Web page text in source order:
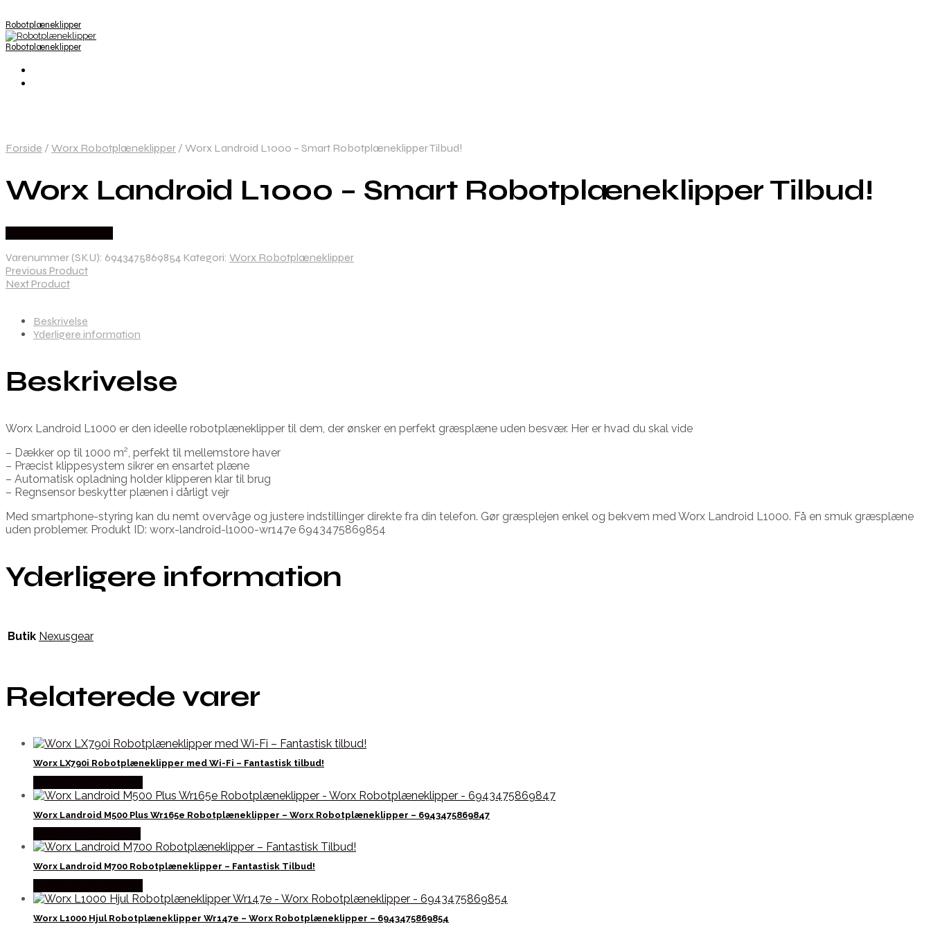
Robotplæneklipper
Robotplæneklipper
Forside / Worx Robotplæneklipper / Worx Landroid L1000 – Smart Robotplæneklipper Tilbud!
Worx Landroid L1000 – Smart Robotplæneklipper Tilbud!
Varenummer (SKU): 6943475869854 Kategori: Worx Robotplæneklipper
Previous Product
Next Product
Beskrivelse
Yderligere information
Beskrivelse
Worx Landroid L1000 er den ideelle robotplæneklipper til dem, der ønsker en perfekt græsplæne uden besvær. Her er hvad du skal vide
– Dækker op til 1000 m², perfekt til mellemstore haver
– Præcist klippesystem sikrer en ensartet plæne
– Automatisk opladning holder klipperen klar til brug
– Regnsensor beskytter plænen i dårligt vejr
Med smartphone-styring kan du nemt overvåge og justere indstillinger direkte fra din telefon. Gør græsplejen enkel og bekvem med Worx Landroid L1000. Få en smuk græsplæne
uden problemer. Produkt ID: worx-landroid-l1000-wr147e 6943475869854
Yderligere information
Butik Nexusgear
Relaterede varer
Worx LX790i Robotplæneklipper med Wi-Fi – Fantastisk tilbud!
Worx Landroid M500 Plus Wr165e Robotplæneklipper – Worx Robotplæneklipper – 6943475869847
Worx Landroid M700 Robotplæneklipper – Fantastisk Tilbud!
Worx L1000 Hjul Robotplæneklipper Wr147e – Worx Robotplæneklipper – 6943475869854